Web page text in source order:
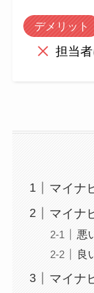
デメリット
担当
マイナ
マイナ
悪
良
マイナ